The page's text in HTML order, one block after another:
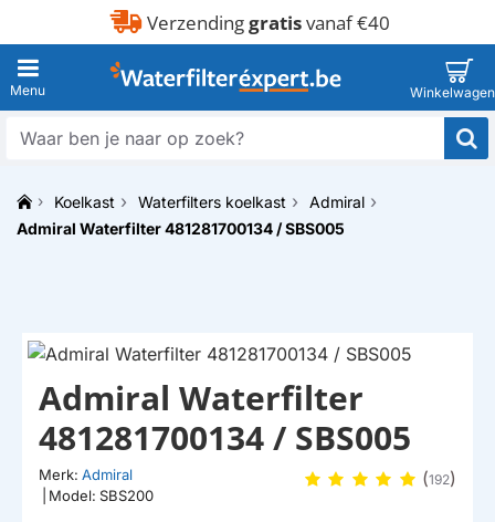
Verzendinggratisvanaf €40
Waar
naar
oph
Koelkast Waterfilters koelkast
Admiral
Admiral Waterfilter 481281700134 / SBS005
Admiral Waterfilter
481281700134 / SBS005
Merk: Admiral
Model: SBS200
(192)